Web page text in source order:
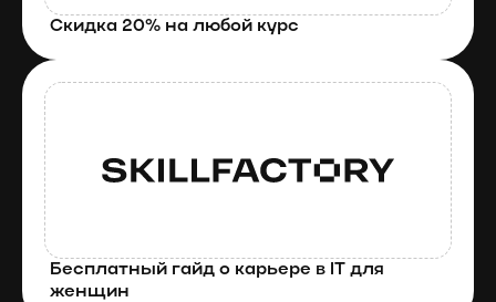
Скидка 20% на любой курс
Бесплатный гайд о карьере в IT для
женщин